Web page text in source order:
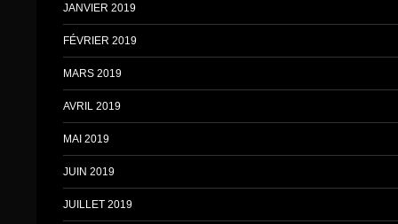
JANVIER 2019
FÉVRIER 2019
MARS 2019
AVRIL 2019
MAI 2019
JUIN 2019
JUILLET 2019